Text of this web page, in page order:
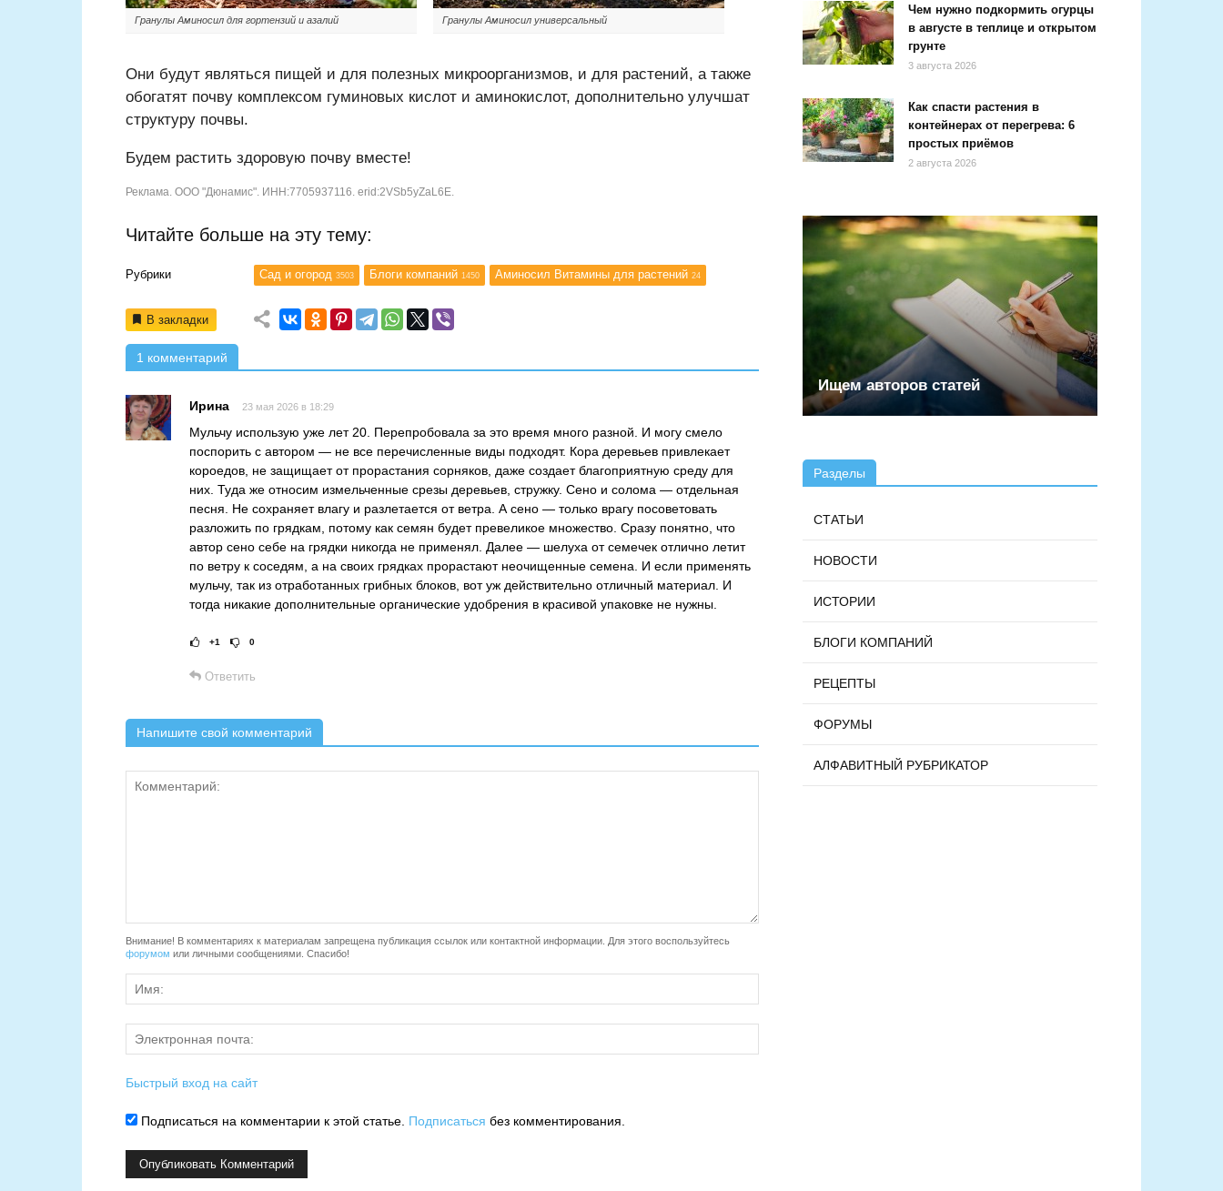
Гранулы Аминосил для гортензий и азалий Гранулы Аминосил универсальный
Они будут являться пищей и для полезных микроорганизмов, и для растений, а также
обогатят почву комплексом гуминовых кислот и аминокислот, дополнительно улучшат
структуру почвы.
Будем растить здоровую почву вместе!
Реклама. ООО "Дюнамис". ИНН:7705937116. erid:2VSb5yZaL6E.
Читайте больше на эту тему:
Рубрики Сад и огород 3503 Блоги компаний 1450 Аминосил Витамины для растений 24
В закладки
1 комментарий
Ирина 23 мая 2026 в 18:29
Мульчу использую уже лет 20. Перепробовала за это время много разной. И могу смело
поспорить с автором — не все перечисленные виды подходят. Кора деревьев привлекает
короедов, не защищает от прорастания сорняков, даже создает благоприятную среду для
них. Туда же относим измельченные срезы деревьев, стружку. Сено и солома — отдельная
песня. Не сохраняет влагу и разлетается от ветра. А сено — только врагу посоветовать
разложить по грядкам, потому как семян будет превеликое множество. Сразу понятно, что
автор сено себе на грядки никогда не применял. Далее — шелуха от семечек отлично летит
по ветру к соседям, а на своих грядках прорастают неочищенные семена. И если применять
мульчу, так из отработанных грибных блоков, вот уж действительно отличный материал. И
тогда никакие дополнительные органические удобрения в красивой упаковке не нужны.
Рейтинг статьи:
+1 0
Ответить
Напишите свой комментарий
Внимание! В комментариях к материалам запрещена публикация ссылок или контактной информации. Для этого воспользуйтесь
форумом или личными сообщениями. Спасибо!
Быстрый вход на сайт
Подписаться на комментарии к этой статье. Подписаться без комментирования.
Чем нужно подкормить огурцы
в августе в теплице и открытом
грунте
3 августа 2026
Как спасти растения в
контейнерах от перегрева: 6
простых приёмов
2 августа 2026
Ищем авторов статей
Разделы
СТАТЬИ
НОВОСТИ
ИСТОРИИ
БЛОГИ КОМПАНИЙ
РЕЦЕПТЫ
ФОРУМЫ
АЛФАВИТНЫЙ РУБРИКАТОР